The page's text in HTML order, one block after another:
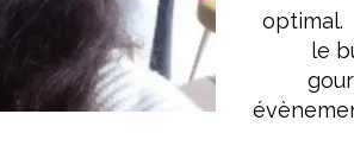
optimal.
le